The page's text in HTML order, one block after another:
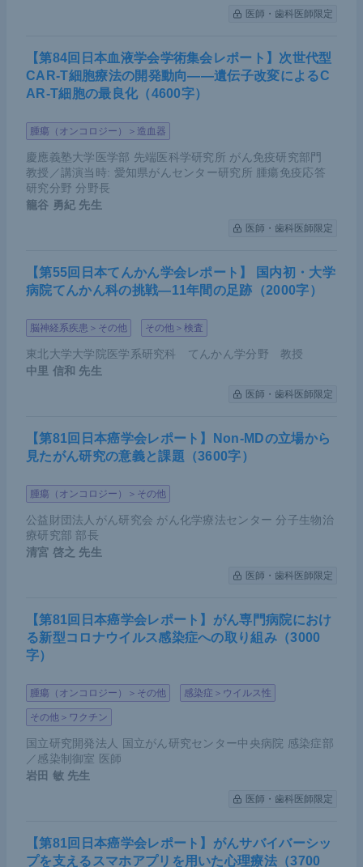
医師・歯科医師限定
【第84回日本血液学会学術集会レポート】次世代型
CAR-T細胞療法の開発動向――遺伝子改変によるC
AR-T細胞の最良化（4600字）
腫瘍（オンコロジー）＞造血器
慶應義塾大学医学部 先端医科学研究所 がん免疫研究部門
教授／講演当時: 愛知県がんセンター研究所 腫瘍免疫応答
研究分野 分野長
籠谷 勇紀 先生
医師・歯科医師限定
【第55回日本てんかん学会レポート】 国内初・大学
病院てんかん科の挑戦―11年間の足跡（2000字）
脳神経系疾患＞その他 その他＞検査
東北大学大学院医学系研究科 てんかん学分野 教授
中里 信和 先生
医師・歯科医師限定
【第81回日本癌学会レポート】Non-MDの立場から
見たがん研究の意義と課題（3600字）
腫瘍（オンコロジー）＞その他
公益財団法人がん研究会 がん化学療法センター 分子生物治
療研究部 部長
清宮 啓之 先生
医師・歯科医師限定
【第81回日本癌学会レポート】がん専門病院におけ
る新型コロナウイルス感染症への取り組み（3000
字）
腫瘍（オンコロジー）＞その他 感染症＞ウイルス性
その他＞ワクチン
国立研究開発法人 国立がん研究センター中央病院 感染症部
／感染制御室 医師
岩田 敏 先生
医師・歯科医師限定
【第81回日本癌学会レポート】がんサバイバーシッ
プを支えるスマホアプリを用いた心理療法（3700